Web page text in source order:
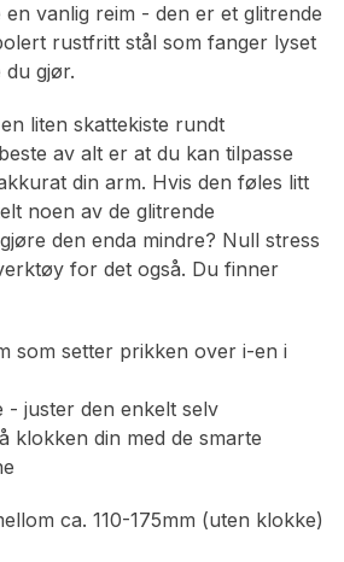
vanlig reim - den er et glitrende
rustfritt stål som fanger lyset
du gjør.
liten skattekiste rundt
av alt er at du kan tilpasse
din arm. Hvis den føles litt
noen av de glitrende
den enda mindre? Null stress
for det også. Du finner
som setter prikken over i-en i
- juster den enkelt selv
klokken din med de smarte
ca. 110-175mm (uten klokke)